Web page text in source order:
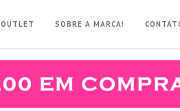
OUTLET SOBRE A MARCA!